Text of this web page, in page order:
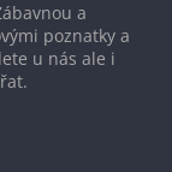
a
poznatky a
u nás ale i